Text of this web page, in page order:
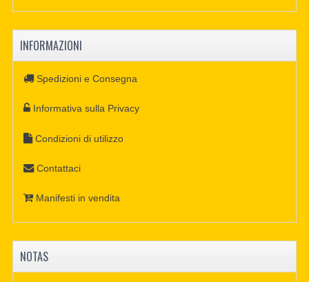
INFORMAZIONI
Spedizioni e Consegna
Informativa sulla Privacy
Condizioni di utilizzo
Contattaci
Manifesti in vendita
NOTAS